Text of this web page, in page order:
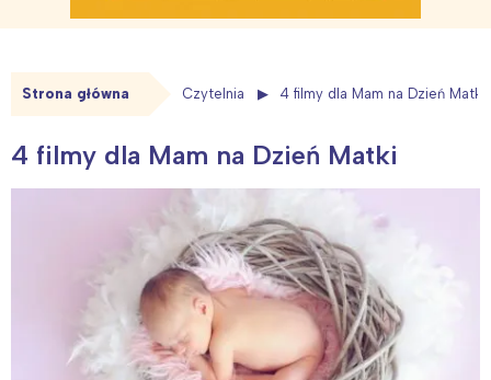
Strona główna Czytelnia 4 filmy dla Mam na Dzień Matki
4 filmy dla Mam na Dzień Matki